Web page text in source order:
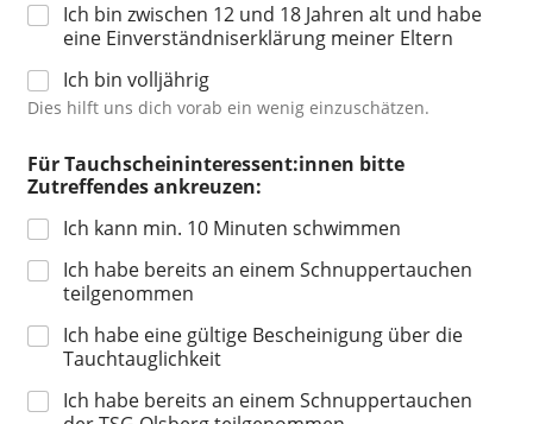
k
e
u
z
n
:
Ich bin zwischen 12 und 18 Jahren alt und habe
eine Einverständniserklärung meiner Eltern
Ich bin volljährig
Dies hilft uns dich vorab ein wenig einzuschätzen.
Für Tauchscheininteressent:innen bitte
Zutreffendes ankreuzen:
Ich kann min. 10 Minuten schwimmen
Ich habe bereits an einem Schnuppertauchen
teilgenommen
Ich habe eine gültige Bescheinigung über die
Tauchtauglichkeit
Ich habe bereits an einem Schnuppertauchen